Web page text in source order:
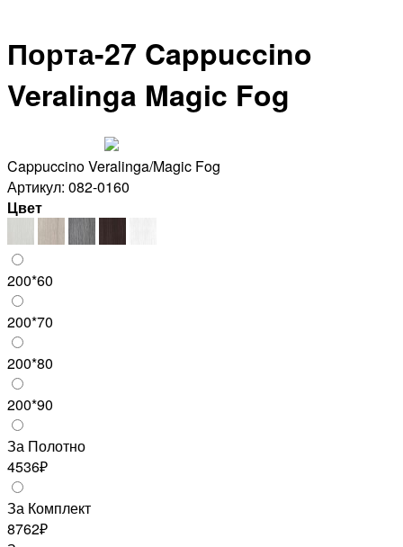
Порта-27 Cappuccino
Veralinga Magic Fog
Cappuccino Veralinga/Magic Fog
Артикул: 082-0160
Цвет
200*60
200*70
200*80
200*90
За Полотно
4536₽
За Комплект
8762₽